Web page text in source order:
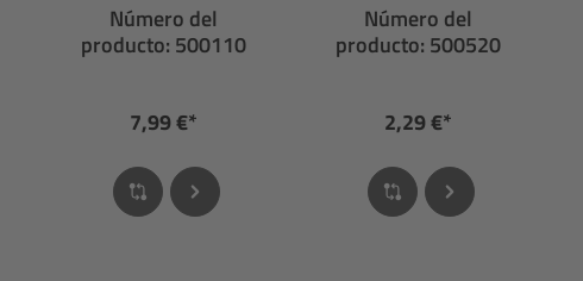
Número del
producto: 500110
7,99 €*
freno Reed 0,3 mm
Número del
producto: 500520
2,29 €*